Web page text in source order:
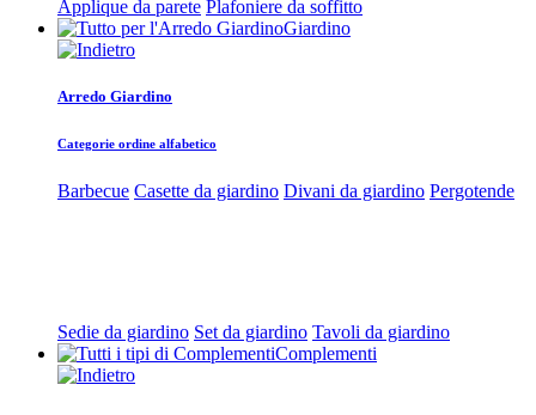
Applique da parete Plafoniere da soffitto
Giardino
Arredo Giardino
Categorie ordine alfabetico
Barbecue Casette da giardino Divani da giardino Pergotende
Sedie da giardino Set da giardino Tavoli da giardino
Complementi